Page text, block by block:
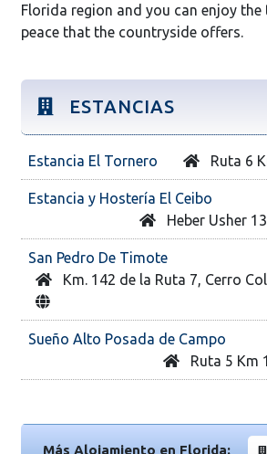
Florida region and you can enjoy
peace that the countryside offers.
ESTANCIAS
Estancia El Tornero Ruta 6
Estancia y Hostería El Ceibo
Heber Usher
San Pedro De Timote
Km. 142 de la Ruta 7, Cerro
Sueño Alto Posada de Campo
Ruta 5 Km
Más Alojamiento en Florida: